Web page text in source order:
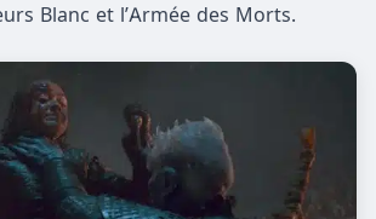
Blanc et l’Armée des Morts.